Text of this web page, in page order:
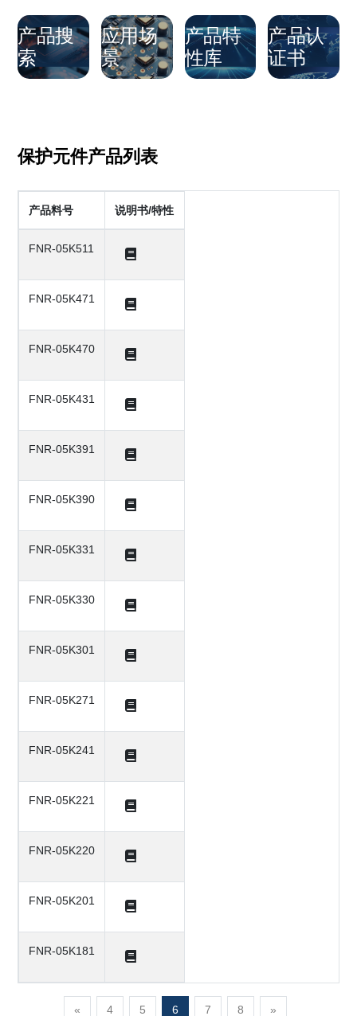
产品搜
索
应用场
景
产品特
性库
产品认
证书
保护元件产品列表
产品料号 说明书/特性
FNR-05K511
FNR-05K471
FNR-05K470
FNR-05K431
FNR-05K391
FNR-05K390
FNR-05K331
FNR-05K330
FNR-05K301
FNR-05K271
FNR-05K241
FNR-05K221
FNR-05K220
FNR-05K201
FNR-05K181
« 4 5 6 7 8 »